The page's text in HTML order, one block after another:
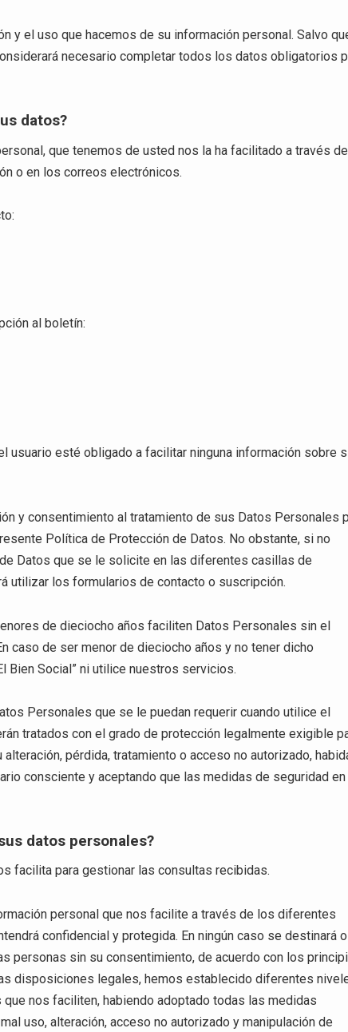
y el uso que hacemos de su información personal. Salvo
necesario completar todos los datos obligatorios
datos?
que tenemos de usted nos la ha facilitado a través de
o en los correos electrónicos.
al boletín:
usuario esté obligado a facilitar ninguna información sobre
y consentimiento al tratamiento de sus Datos Personales
Política de Protección de Datos. No obstante, si no
Datos que se le solicite en las diferentes casillas de
utilizar los formularios de contacto o suscripción.
de dieciocho años faciliten Datos Personales sin el
caso de ser menor de dieciocho años y no tener dicho
Bien Social” ni utilice nuestros servicios.
Personales que se le puedan requerir cuando utilice el
tratados con el grado de protección legalmente exigible
pérdida, tratamiento o acceso no autorizado,
consciente y aceptando que las medidas de seguridad en
datos personales?
facilita para gestionar las consultas recibidas.
personal que nos facilite a través de los diferentes
confidencial y protegida. En ningún caso se destinará o
personas sin su consentimiento, de acuerdo con los
disposiciones legales, hemos establecido diferentes
nos faciliten, habiendo adoptado todas las medidas
uso, alteración, acceso no autorizado y manipulación de